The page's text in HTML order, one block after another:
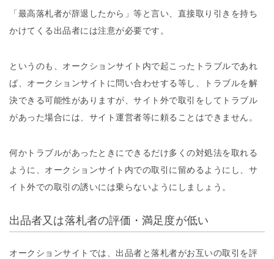
「最高落札者が辞退したから」等と言い、直接取り引きを持ち
かけてくる出品者には注意が必要です。
というのも、オークションサイト内で起こったトラブルであれ
ば、オークションサイトに問い合わせする等し、トラブルを解
決できる可能性がありますが、サイト外で取引をしてトラブル
があった場合には、サイト運営者等に頼ることはできません。
何かトラブルがあったときにできるだけ多くの対処法を取れる
ように、オークションサイト内での取引に留めるようにし、サ
イト外での取引の誘いには乗らないようにしましょう。
出品者又は落札者の評価・満足度が低い
オークションサイトでは、出品者と落札者がお互いの取引を評